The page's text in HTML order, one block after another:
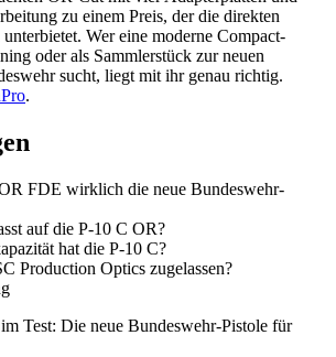
zu einem Preis, der die direkten
Wer eine moderne Compact-
oder als Sammlerstück zur neuen
sucht, liegt mit ihr genau richtig.
.
FDE wirklich die neue Bundeswehr-
auf die P-10 C OR?
hat die P-10 C?
Production Optics zugelassen?
Test: Die neue Bundeswehr-Pistole für